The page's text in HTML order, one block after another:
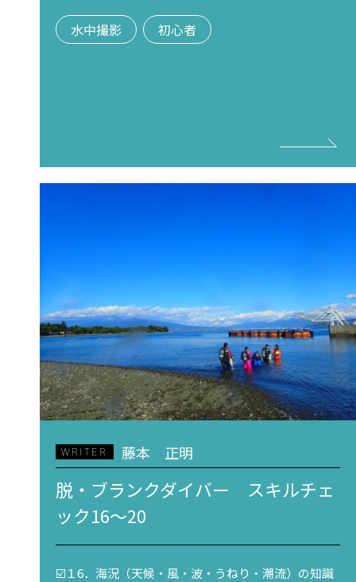
水中撮影 初心者
WRITER 藤本 正明
脱・ブランクダイバー スキルチェ
ック16～20
☑️１6．海況（天候・風・波・うねり・潮流）の知識